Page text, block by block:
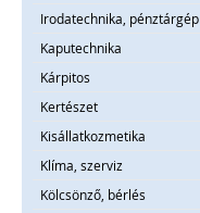
Irodatechnika, pénztárgép
Kaputechnika
Kárpitos
Kertészet
Kisállatkozmetika
Klíma, szerviz
Kölcsönző, bérlés